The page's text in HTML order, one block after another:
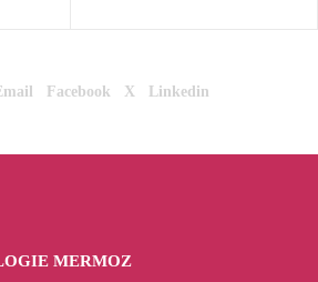
Facebook X Linkedin
MERMOZ